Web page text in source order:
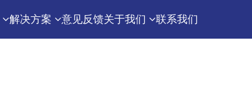
解决方案 意见反馈关于我们 联系我们